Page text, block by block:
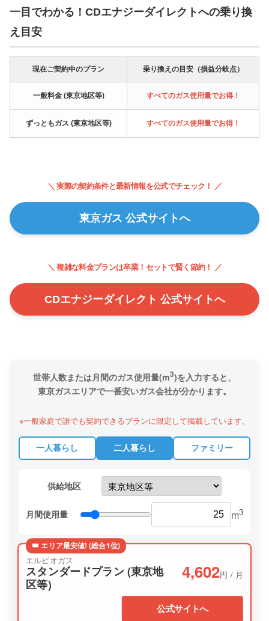
一目でわかる！CDエナジーダイレクトへの乗り換
え目安
現在ご契約中のプラン 乗り換えの目安（損益分岐点）
一般料金 (東京地区等) すべてのガス使用量でお得！
ずっともガス (東京地区等) すべてのガス使用量でお得！
＼ 実際の契約条件と最新情報を公式でチェック！ ／
東京ガス 公式サイトへ
＼ 複雑な料金プランは卒業！セットで賢く節約！ ／
CDエナジーダイレクト 公式サイトへ
世帯人数または月間のガス使用量(m3)を入力すると、
東京ガスエリアで一番安いガス会社が分かります。
※一般家庭で誰でも契約できるプランに限定して掲載しています。
一人暮らし 二人暮らし ファミリー
供給地区
月間使用量 m3
👑 エリア最安値! (総合1位)
エルピオガス
スタンダードプラン (東京地
区等)
4,602円 / 月
公式サイトへ